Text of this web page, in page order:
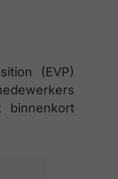
(EVP)
binnenkort